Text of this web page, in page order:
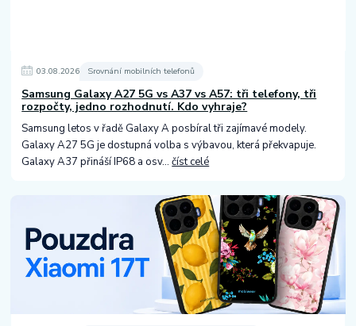
03.08.2026 Srovnání mobilních telefonů
Samsung Galaxy A27 5G vs A37 vs A57: tři telefony, tři
rozpočty, jedno rozhodnutí. Kdo vyhraje?
Samsung letos v řadě Galaxy A posbíral tři zajímavé modely.
Galaxy A27 5G je dostupná volba s výbavou, která překvapuje.
Galaxy A37 přináší IP68 a osv...číst celé